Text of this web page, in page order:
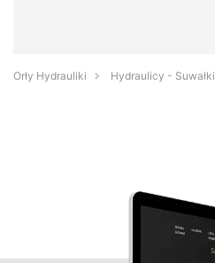
Orły Hydrauliki Hydraulicy - Suwałki